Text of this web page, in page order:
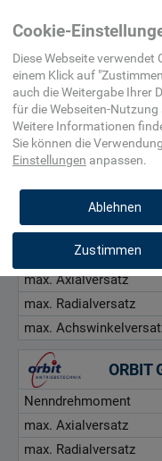
Beschlag
max.
max.
Nenndrehmoment
max. Axialversatz
max. Radialversatz
max.
Nenndrehmoment
max. Axialversatz
max. Radialversatz
Cookie-
Diese Webseite verwendet
einem Klick auf "Zustimmen
auch die Weitergabe Ihrer
für dieWebseiten-
Weitere Informationen
Sie können die
Einstellungen anpassen.
Ablehnen
Zustimmen